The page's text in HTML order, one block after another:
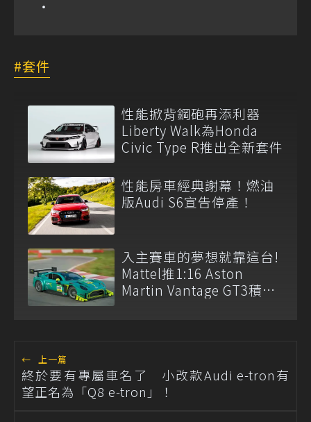
套件
性能掀背鋼砲再添利器
Liberty Walk為Honda
Civic Type R推出全新套件
性能房車經典謝幕！燃油
版Audi S6宣告停產！
入主賽車的夢想就靠這台!
Mattel推1:16 Aston
Martin Vantage GT3積木
← 上一篇
終於要有專屬車名了 小改款Audi e-tron有
望正名為「Q8 e-tron」！